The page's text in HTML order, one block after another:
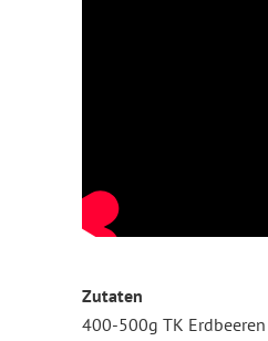
Zutaten
400-500g TK Erdbeeren